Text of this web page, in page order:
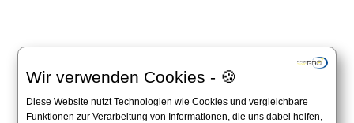
Wir verwenden Cookies - 🍪
Diese Website nutzt Technologien wie Cookies und vergleichbare
Funktionen zur Verarbeitung von Informationen, die uns dabei helfen,